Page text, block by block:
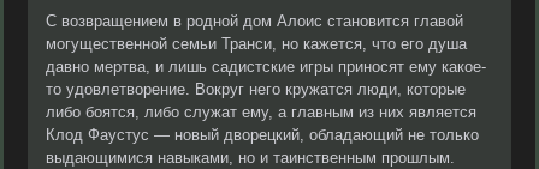
С возвращением в родной дом Алоис становится главой
могущественной семьи Транси, но кажется, что его душа
давно мертва, и лишь садистские игры приносят ему какое-
то удовлетворение. Вокруг него кружатся люди, которые
либо боятся, либо служат ему, а главным из них является
Клод Фаустус — новый дворецкий, обладающий не только
выдающимися навыками, но и таинственным прошлым.